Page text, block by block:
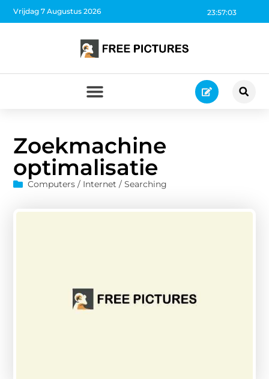
23:57:04
Vrijdag 7 Augustus 2026
Zoekmachine
optimalisatie
Computers / Internet / Searching